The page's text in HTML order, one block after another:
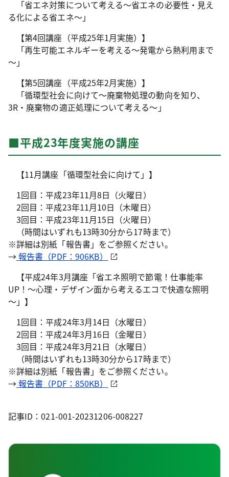
「省エネ対策について考える～省エネの必要性・見え
る化による省エネ～」
【第4回講座（平成25年1月実施）】
「再生可能エネルギーを考える～発電から熱利用まで
～」
【第5回講座（平成25年2月実施）】
「循環型社会に向けて～廃棄物処理の動向を知り、
3R・廃棄物の適正処理について考える～」
■平成23年度実施の講座
【11月講座「循環型社会に向けて」】
1回目：平成23年11月8日（火曜日）
2回目：平成23年11月10日（木曜日）
3回目：平成23年11月15日（火曜日）
（時間はいずれも13時30分から17時まで）
※詳細は別紙「報告書」をご参照ください。
→報告書（PDF：906KB）
【平成24年3月講座「省エネ照明で節電！仕事能率
UP！～心理・デザイン面から考えるエコで快適な照明
～」】
1回目：平成24年3月14日（水曜日）
2回目：平成24年3月16日（金曜日）
3回目：平成24年3月21日（水曜日）
（時間はいずれも13時30分から17時まで）
※詳細は別紙「報告書」をご参照ください。
→報告書（PDF：850KB）
記事ID：021-001-20231206-008227